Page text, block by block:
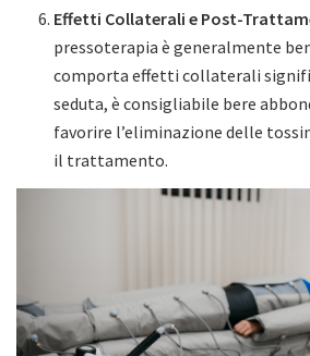
Effetti Collaterali e Post-
pressoterapia è generalmente
comporta effetti collaterali
seduta, è consigliabile bere
favorire l’eliminazione delle
il trattamento.